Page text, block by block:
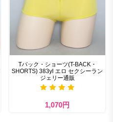
Tバック・ショーツ(T-BACK・
SHORTS) 383yl エロ セクシーラン
ジェリー通販
1,070円